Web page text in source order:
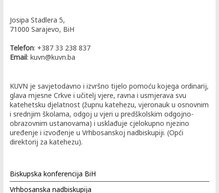
Josipa Stadlera 5,
71000 Sarajevo, BiH
Telefon: +387 33 238 837
Email: kuvn@kuvn.ba
KUVN je savjetodavno i izvršno tijelo pomoću kojega ordinarij,
glava mjesne Crkve i učitelj vjere, ravna i usmjerava svu
katehetsku djelatnost (župnu katehezu, vjeronauk u osnovnim
i srednjim školama, odgoj u vjeri u predškolskim odgojno-
obrazovnim ustanovama) i usklađuje cjelokupno njezino
uređenje i izvođenje u Vrhbosanskoj nadbiskupiji. (Opći
direktorij za katehezu).
Biskupska konferencija BiH
Vrhbosanska nadbiskupija